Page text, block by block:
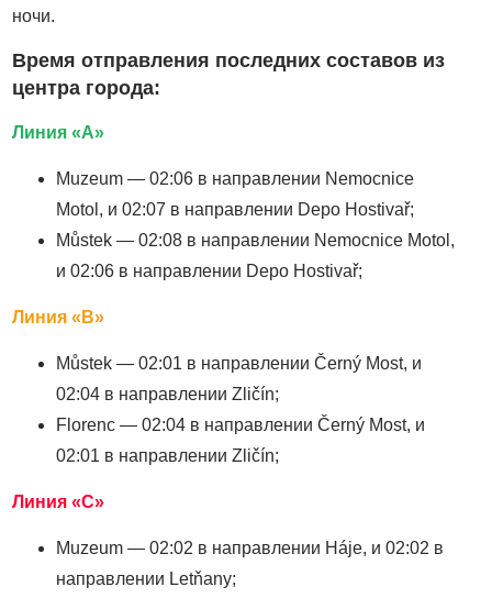
ночи.
Время отправления последних составов из
центра города:
Линия «A»
Muzeum — 02:06 в направлении Nemocnice
Motol, и 02:07 в направлении Depo Hostivař;
Můstek — 02:08 в направлении Nemocnice Motol,
и 02:06 в направлении Depo Hostivař;
Линия «B»
Můstek — 02:01 в направлении Černý Most, и
02:04 в направлении Zličín;
Florenc — 02:04 в направлении Černý Most, и
02:01 в направлении Zličín;
Линия «C»
Muzeum — 02:02 в направлении Háje, и 02:02 в
направлении Letňany;